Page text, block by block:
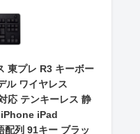
東プレ R3 キーボー
ル ワイヤレス
応 テンキーレス 静
iPad
列 91キー ブラッ